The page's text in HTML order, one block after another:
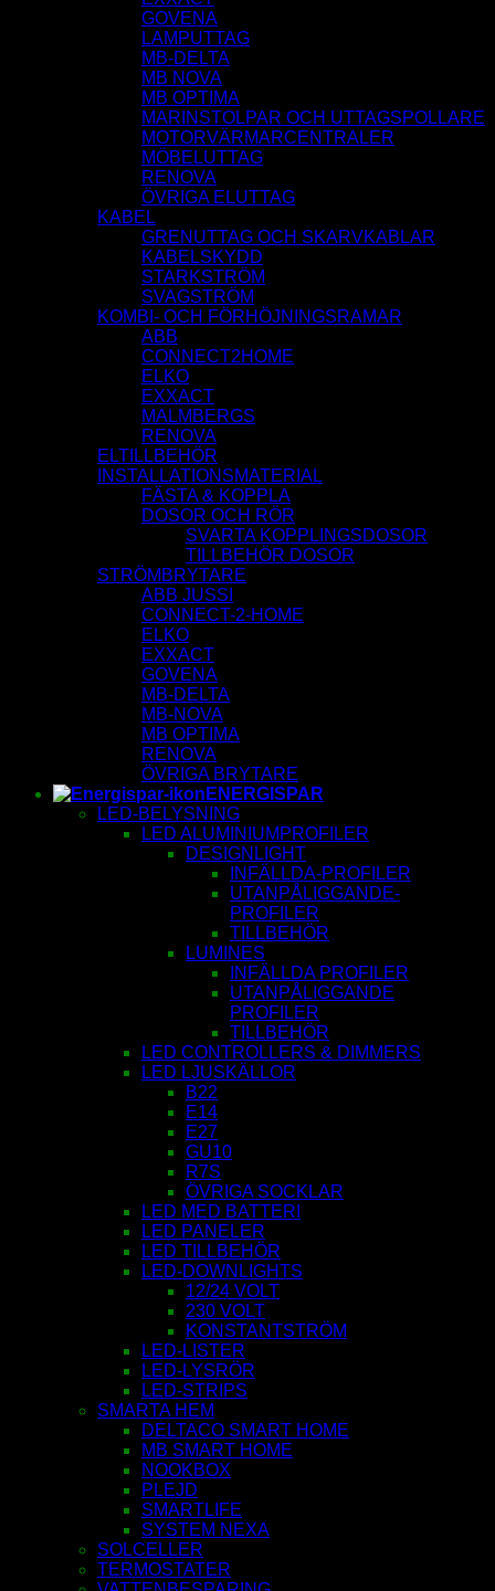
GOVENA
LAMPUTTAG
MB-DELTA
MB NOVA
MB OPTIMA
MARINSTOLPAR OCH UTTAGSPOLLARE
MOTORVÄRMARCENTRALER
MÖBELUTTAG
RENOVA
ÖVRIGA ELUTTAG
KABEL
GRENUTTAG OCH SKARVKABLAR
KABELSKYDD
STARKSTRÖM
SVAGSTRÖM
KOMBI- OCH FÖRHÖJNINGSRAMAR
ABB
CONNECT2HOME
ELKO
EXXACT
MALMBERGS
RENOVA
ELTILLBEHÖR
INSTALLATIONSMATERIAL
FÄSTA & KOPPLA
DOSOR OCH RÖR
SVARTA KOPPLINGSDOSOR
TILLBEHÖR DOSOR
STRÖMBRYTARE
ABB JUSSI
CONNECT-2-HOME
ELKO
EXXACT
GOVENA
MB-DELTA
MB-NOVA
MB OPTIMA
RENOVA
ÖVRIGA BRYTARE
ENERGISPAR
LED-BELYSNING
LED ALUMINIUMPROFILER
DESIGNLIGHT
INFÄLLDA-PROFILER
UTANPÅLIGGANDE-
PROFILER
TILLBEHÖR
LUMINES
INFÄLLDA PROFILER
UTANPÅLIGGANDE
PROFILER
TILLBEHÖR
LED CONTROLLERS & DIMMERS
LED LJUSKÄLLOR
B22
E14
E27
GU10
R7S
ÖVRIGA SOCKLAR
LED MED BATTERI
LED PANELER
LED TILLBEHÖR
LED-DOWNLIGHTS
12/24 VOLT
230 VOLT
KONSTANTSTRÖM
LED-LISTER
LED-LYSRÖR
LED-STRIPS
SMARTA HEM
DELTACO SMART HOME
MB SMART HOME
NOOKBOX
PLEJD
SMARTLIFE
SYSTEM NEXA
SOLCELLER
TERMOSTATER